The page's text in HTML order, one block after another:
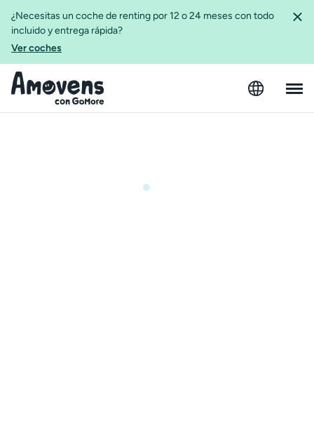
¿Necesitas un coche de renting por 12 o 24 meses con todo
incluido y entrega rápida?
Ver coches